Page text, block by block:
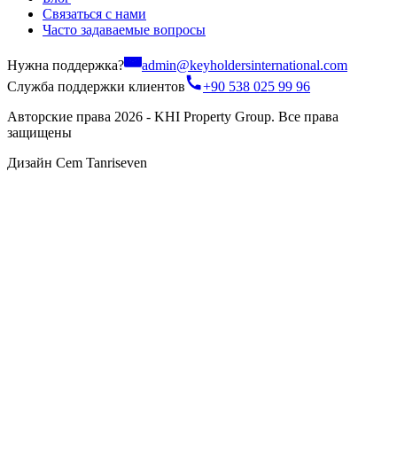
Связаться с нами
Часто задаваемые вопросы
Нужна поддержка?
admin@keyholdersinternational.com
Служба поддержки клиентов
+90 538 025 99 96
Авторские права 2026 - KHI Property Group. Все права
защищены
Дизайн Cem Tanriseven